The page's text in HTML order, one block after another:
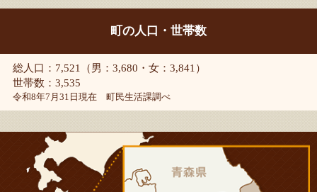
町の人口・世帯数
総人口：7,521（男：3,680・女：3,841）
世帯数：3,535
令和8年7月31日現在 町民生活課調べ